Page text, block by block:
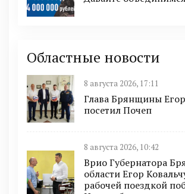
Областные новости
8 августа 2026, 17:11
Глава Брянщины
посетил Почеп
8 августа 2026, 10:42
Врио Губернатора
области Егор
рабочей поездкой